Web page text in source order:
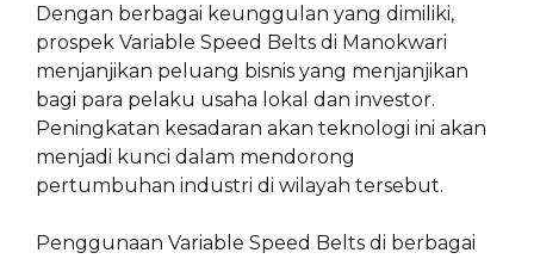
Dengan berbagai keunggulan yang dimiliki,
prospek Variable Speed Belts di Manokwari
menjanjikan peluang bisnis yang menjanjikan
bagi para pelaku usaha lokal dan investor.
Peningkatan kesadaran akan teknologi ini akan
menjadi kunci dalam mendorong
pertumbuhan industri di wilayah tersebut.
Penggunaan Variable Speed Belts di berbagai